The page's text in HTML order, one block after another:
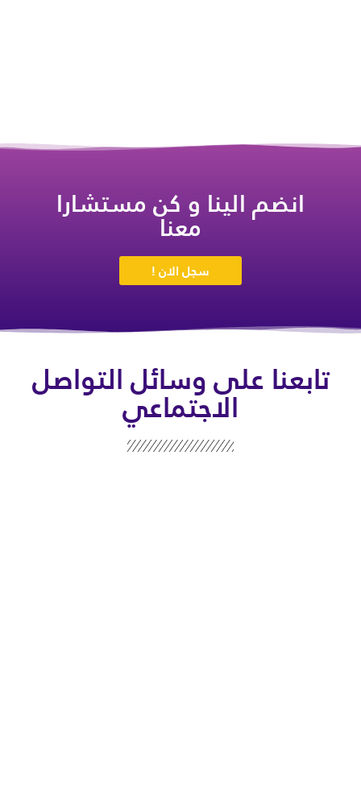
انضم الينا و كن مستشارا
معنا
سجل الان !
تابعنا على وسائل التواصل
الاجتماعي